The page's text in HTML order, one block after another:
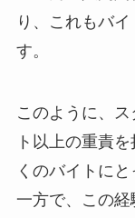
り、これもバ
す。
このように、
ト以上の重責
くのバイトに
一方で、この